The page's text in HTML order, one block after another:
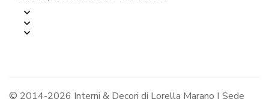
© 2014-2026 Interni & Decori di Lorella Marano | Sede